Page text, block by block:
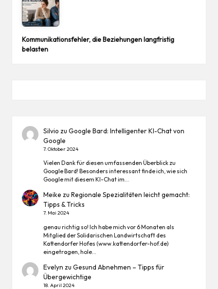
Kommunikationsfehler, die Beziehungen langfristig
belasten
Silvio zuGoogle Bard: Intelligenter KI-Chat von
Google
7. Oktober 2024
Vielen Dank für diesen umfassenden Überblick zu
Google Bard! Besonders interessant finde ich, wie sich
Google mit diesem KI-Chat im…
Meike zuRegionale Spezialitäten leicht gemacht:
Tipps & Tricks
7. Mai 2024
genau richtig so! Ich habe mich vor 6 Monaten als
Mitglied der Solidarischen Landwirtschaft des
Kattendorfer Hofes (www.kattendorfer-hof.de)
eingetragen, hole…
Evelyn zuGesund Abnehmen – Tipps für
Übergewichtige
18. April 2024